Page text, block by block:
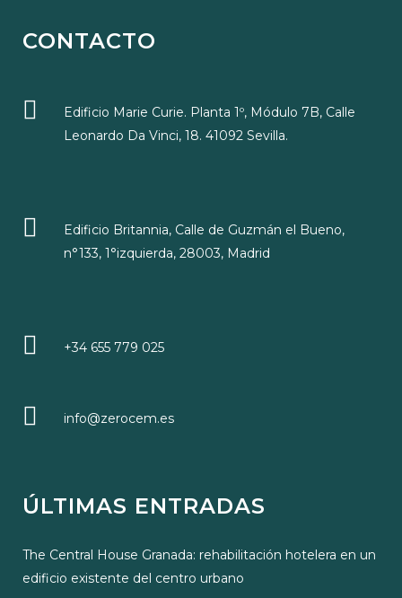
CONTACTO
Edificio Marie Curie. Planta 1º, Módulo 7B, Calle
Leonardo Da Vinci, 18. 41092 Sevilla.
Edificio Britannia, Calle de Guzmán el Bueno,
n°133, 1°izquierda, 28003, Madrid
+34 655 779 025
info@zerocem.es
ÚLTIMAS ENTRADAS
The Central House Granada: rehabilitación hotelera en un
edificio existente del centro urbano